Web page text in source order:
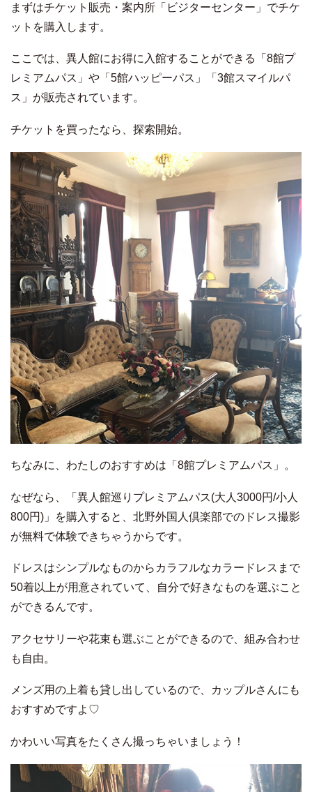
まずはチケット販売・案内所「ビジターセンター」でチケ
ットを購入します。
ここでは、異人館にお得に入館することができる「8館プ
レミアムパス」や「5館ハッピーパス」「3館スマイルパ
ス」が販売されています。
チケットを買ったなら、探索開始。
ちなみに、わたしのおすすめは「8館プレミアムパス」。
なぜなら、「異人館巡りプレミアムパス(大人3000円/小人
800円)」を購入すると、北野外国人倶楽部でのドレス撮影
が無料で体験できちゃうからです。
ドレスはシンプルなものからカラフルなカラードレスまで
50着以上が用意されていて、自分で好きなものを選ぶこと
ができるんです。
アクセサリーや花束も選ぶことができるので、組み合わせ
も自由。
メンズ用の上着も貸し出しているので、カップルさんにも
おすすめですよ♡
かわいい写真をたくさん撮っちゃいましょう！